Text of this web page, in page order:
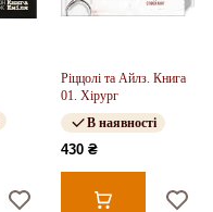
Ріццолі та Айлз. Книга
01. Хірург
В наявності
430 ₴